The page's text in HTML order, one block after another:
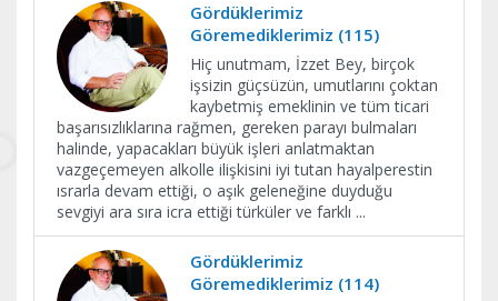
Gördüklerimiz
Göremediklerimiz (115)
Hiç unutmam, İzzet Bey, birçok
işsizin güçsüzün, umutlarını çoktan
kaybetmiş emeklinin ve tüm ticari
başarısızlıklarına rağmen, gereken parayı bulmaları
halinde, yapacakları büyük işleri anlatmaktan
vazgeçemeyen alkolle ilişkisini iyi tutan hayalperestin
ısrarla devam ettiği, o aşık geleneğine duyduğu
sevgiyi ara sıra icra ettiği türküler ve farklı ...
Gördüklerimiz
Göremediklerimiz (114)